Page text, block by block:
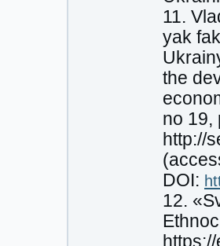
11.
yak
the
no 19,
http://
DOI:
12.